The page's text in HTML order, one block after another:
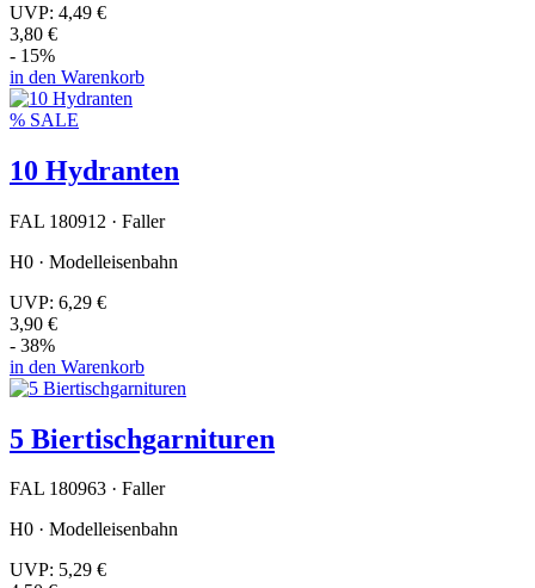
UVP: 4,49 €
3,80 €
- 15%
in den Warenkorb
% SALE
10 Hydranten
FAL 180912 · Faller
H0 · Modelleisenbahn
UVP: 6,29 €
3,90 €
- 38%
in den Warenkorb
5 Biertischgarnituren
FAL 180963 · Faller
H0 · Modelleisenbahn
UVP: 5,29 €